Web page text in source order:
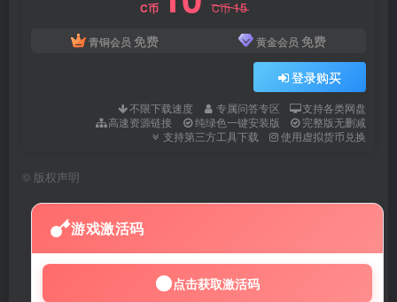
C币 C币15
青铜会员 免费 黄金会员 免费
登录购买
不限下载速度 专属问答专区
支持各类网盘
高速资源链接
纯绿色一键安装版
完整版无删减
支持第三方工具下载
使用虚拟货币兑换
© 版权声明
游戏激活码
点击获取激活码